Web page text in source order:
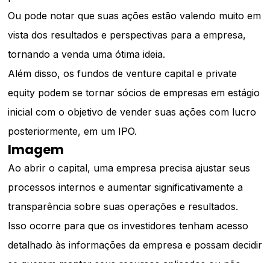
Ou pode notar que suas ações estão valendo muito em
vista dos resultados e perspectivas para a empresa,
tornando a venda uma ótima ideia.
Além disso, os fundos de venture capital e private
equity podem se tornar sócios de empresas em estágio
inicial com o objetivo de vender suas ações com lucro
posteriormente, em um IPO.
Imagem
Ao abrir o capital, uma empresa precisa ajustar seus
processos internos e aumentar significativamente a
transparência sobre suas operações e resultados.
Isso ocorre para que os investidores tenham acesso
detalhado às informações da empresa e possam decidir